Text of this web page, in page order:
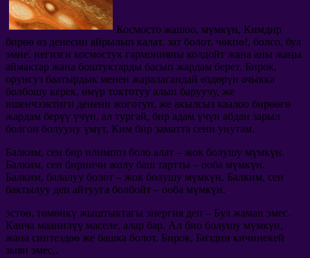
Космосто жашоо, мүмкүн, Кимдир
бирөө өз денесин айрылып калат. зат болот. чөкпө!, болсо, бул
эмне. негизги космостук гармонияны колдойт жана аны жаңы
аймактар ​​жана боштуктарды басып жардам берет. Бирок,
орунсуз баатырдык менен жаралагандай өздөрүн ачыкка
болбошу керек, өмүр токтотуу алып баруучу, же
ишенчээктиги денени жоготуп, же акылсыз каалоо бирөөгө
жардам берүү үчүн, ал тургай, бир адам үчүн абдан зарыл
болгон болууну үмүт, Ким бир заматта сени унутам.
Балким, сен бир илимпоз боло алат – жок болушу мүмкүн.
Балким, сен биринчи жолу баш тартты – ооба мүмкүн.
Балким, балалуу болот – жок болушу мүмкүн. Балким, сен
бактылуу деп айтууга болбойт – ооба мүмкүн.
эстөө, төмөнкү жыштыктагы энергия деп – Бул жаман эмес.
Канча маанилүү маселе, алар бар. Ал био болушу мүмкүн,
жана синтездөө же башка болот. Бирок, Биздин кичинекей
зыян эмес,.